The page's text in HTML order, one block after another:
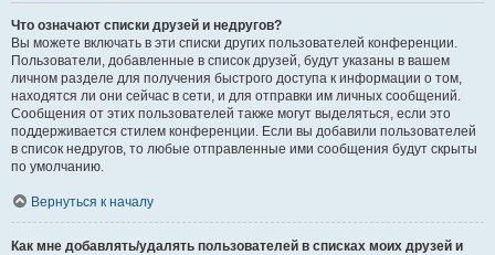
Что означают списки друзей и недругов?
Вы можете включать в эти списки других пользователей конференции.
Пользователи, добавленные в список друзей, будут указаны в вашем
личном разделе для получения быстрого доступа к информации о том,
находятся ли они сейчас в сети, и для отправки им личных сообщений.
Сообщения от этих пользователей также могут выделяться, если это
поддерживается стилем конференции. Если вы добавили пользователей
в список недругов, то любые отправленные ими сообщения будут скрыты
по умолчанию.
Вернуться к началу
Как мне добавлять/удалять пользователей в списках моих друзей и